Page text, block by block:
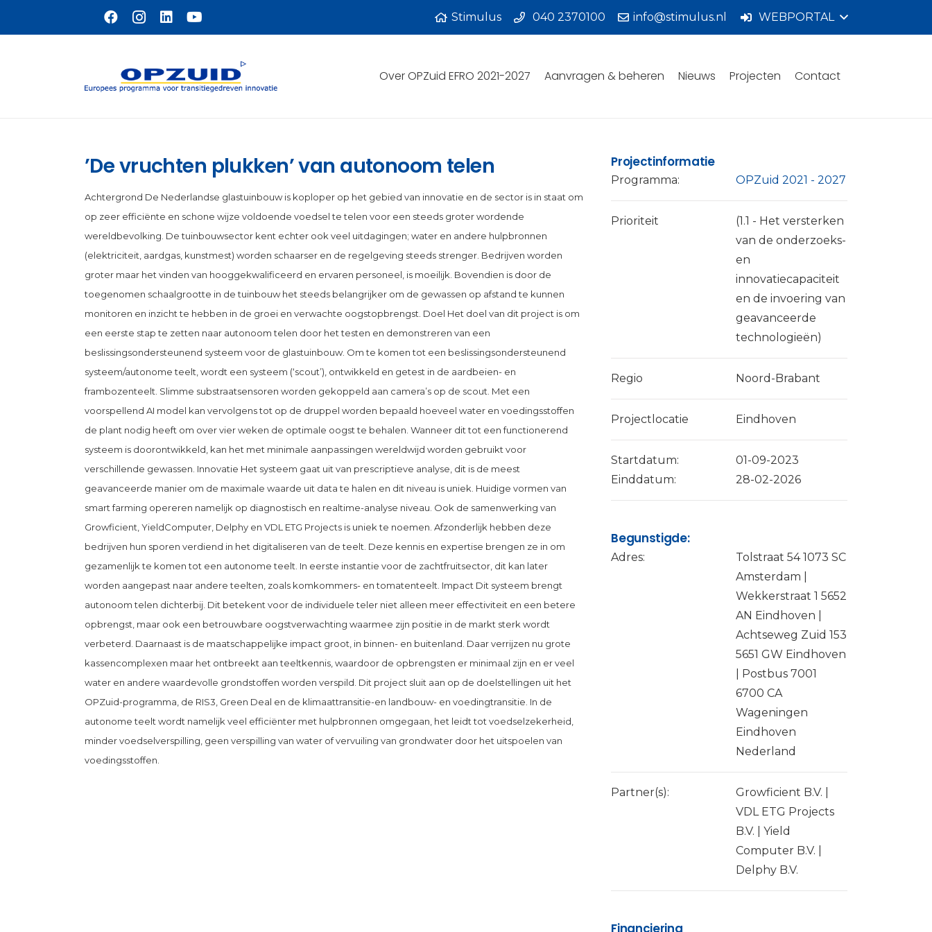
Stimulus 040 2370100 info@stimulus.nl WEBPORTAL
Over OPZuid EFRO 2021-2027 Aanvragen & beheren Nieuws Projecten Contact
’De vruchten plukken’ van autonoom telen
Achtergrond De Nederlandse glastuinbouw is koploper op het gebied van innovatie en de sector is in staat om
op zeer efficiënte en schone wijze voldoende voedsel te telen voor een steeds groter wordende
wereldbevolking. De tuinbouwsector kent echter ook veel uitdagingen; water en andere hulpbronnen
(elektriciteit, aardgas, kunstmest) worden schaarser en de regelgeving steeds strenger. Bedrijven worden
groter maar het vinden van hooggekwalificeerd en ervaren personeel, is moeilijk. Bovendien is door de
toegenomen schaalgrootte in de tuinbouw het steeds belangrijker om de gewassen op afstand te kunnen
monitoren en inzicht te hebben in de groei en verwachte oogstopbrengst. Doel Het doel van dit project is om
een eerste stap te zetten naar autonoom telen door het testen en demonstreren van een
beslissingsondersteunend systeem voor de glastuinbouw. Om te komen tot een beslissingsondersteunend
systeem/autonome teelt, wordt een systeem (‘scout’), ontwikkeld en getest in de aardbeien- en
frambozenteelt. Slimme substraatsensoren worden gekoppeld aan camera’s op de scout. Met een
voorspellend AI model kan vervolgens tot op de druppel worden bepaald hoeveel water en voedingsstoffen
de plant nodig heeft om over vier weken de optimale oogst te behalen. Wanneer dit tot een functionerend
systeem is doorontwikkeld, kan het met minimale aanpassingen wereldwijd worden gebruikt voor
verschillende gewassen. Innovatie Het systeem gaat uit van prescriptieve analyse, dit is de meest
geavanceerde manier om de maximale waarde uit data te halen en dit niveau is uniek. Huidige vormen van
smart farming opereren namelijk op diagnostisch en realtime-analyse niveau. Ook de samenwerking van
Growficient, YieldComputer, Delphy en VDL ETG Projects is uniek te noemen. Afzonderlijk hebben deze
bedrijven hun sporen verdiend in het digitaliseren van de teelt. Deze kennis en expertise brengen ze in om
gezamenlijk te komen tot een autonome teelt. In eerste instantie voor de zachtfruitsector, dit kan later
worden aangepast naar andere teelten, zoals komkommers- en tomatenteelt. Impact Dit systeem brengt
autonoom telen dichterbij. Dit betekent voor de individuele teler niet alleen meer effectiviteit en een betere
opbrengst, maar ook een betrouwbare oogstverwachting waarmee zijn positie in de markt sterk wordt
verbeterd. Daarnaast is de maatschappelijke impact groot, in binnen- en buitenland. Daar verrijzen nu grote
kassencomplexen maar het ontbreekt aan teeltkennis, waardoor de opbrengsten er minimaal zijn en er veel
water en andere waardevolle grondstoffen worden verspild. Dit project sluit aan op de doelstellingen uit het
OPZuid-programma, de RIS3, Green Deal en de klimaattransitie-en landbouw- en voedingtransitie. In de
autonome teelt wordt namelijk veel efficiënter met hulpbronnen omgegaan, het leidt tot voedselzekerheid,
minder voedselverspilling, geen verspilling van water of vervuiling van grondwater door het uitspoelen van
voedingsstoffen.
Projectinformatie
Programma: OPZuid 2021 - 2027
Prioriteit
(1.1 - Het versterken
van de onderzoeks-
en
innovatiecapaciteit
en de invoering van
geavanceerde
technologieën)
Regio Noord-Brabant
Projectlocatie Eindhoven
Startdatum:
01-09-2023
Einddatum:
28-02-2026
Begunstigde:
Adres:
Tolstraat 54 1073 SC
Amsterdam |
Wekkerstraat 1 5652
AN Eindhoven |
Achtseweg Zuid 153
5651 GW Eindhoven
| Postbus 7001
6700 CA
Wageningen
Eindhoven
Nederland
Partner(s):
Growficient B.V. |
VDL ETG Projects
B.V. | Yield
Computer B.V. |
Delphy B.V.
Financiering